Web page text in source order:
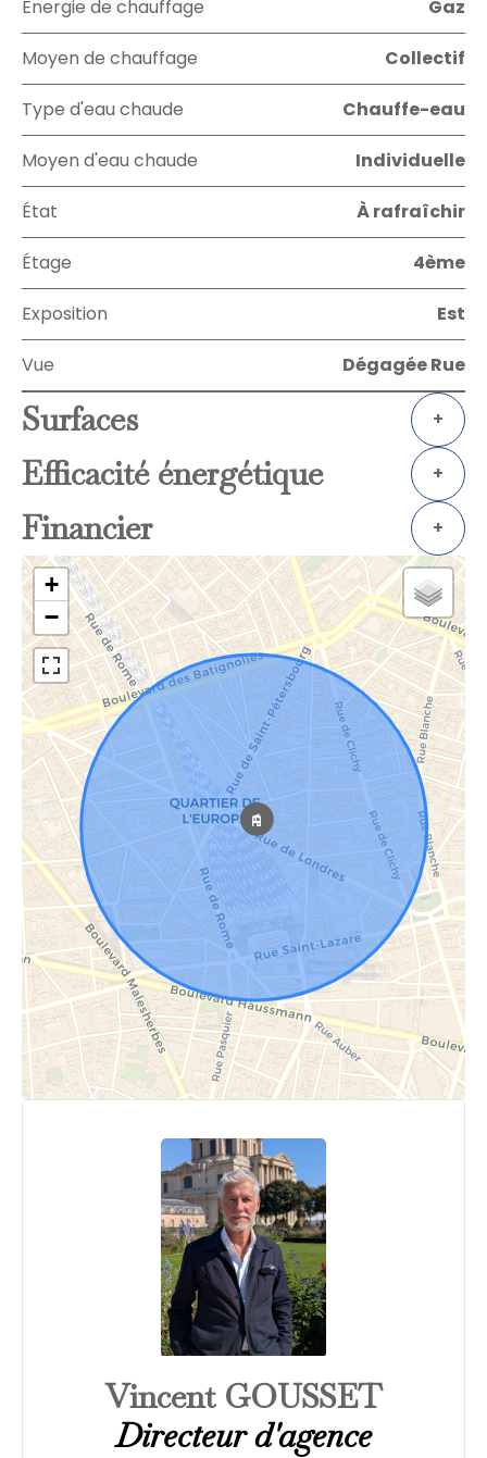
Énergie de chauffage Gaz
Moyen de chauffage Collectif
Type d'eau chaude Chauffe-eau
Moyen d'eau chaude Individuelle
État À rafraîchir
Étage 4ème
Exposition Est
Vue Dégagée Rue
Surfaces +
Efficacité énergétique +
Financier +
+
−
Vincent GOUSSET
Directeur d'agence